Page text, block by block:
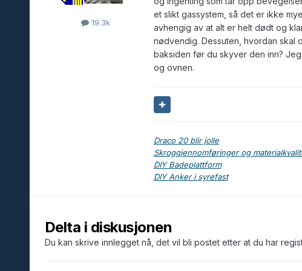
19.3k
et slikt gassystem, så det er ikke
avhengig av at alt er helt dødt og
nødvendig. Dessuten, hvordan skal
baksiden før du skyver den inn?
og ovnen.
Draco 20 blir jolle
Skroggjennomføringer og
DIY Badeplattform
DIY Anker i syrefast
Delta i diskusjonen
Du kan skrive innlegget nå, det vil bli postet etter at du har